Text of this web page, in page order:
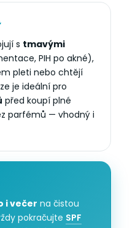
s tmavými
PIH po akné),
pleti nebo chtějí
je ideální pro
před koupí plné
parfémů — vhodný i
i večer na čistou
pokračujte SPF